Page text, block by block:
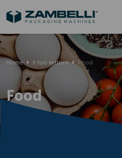
Home Il tuo settore Food
Food